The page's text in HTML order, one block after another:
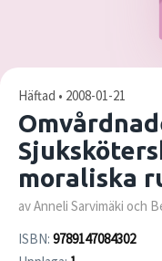
Häftad • 2008-01-21
moraliska
av Anneli Sarvimäki och
ISBN: 9789147084302